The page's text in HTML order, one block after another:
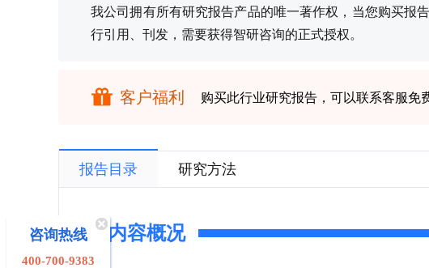
我公司拥有所有研究报告产品的唯一著作权，当您购买报
行引用、刊发，需要获得智研咨询的正式授权。
客户福利 购买此行业研究报告，可以联系客服免
报告目录 研究方法
内容概况
咨询热线
400-700-9383